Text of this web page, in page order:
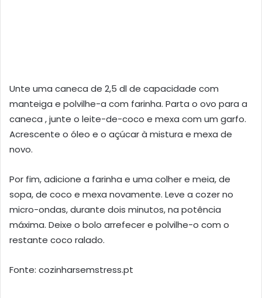
Unte uma caneca de 2,5 dl de capacidade com
manteiga e polvilhe-a com farinha. Parta o ovo para a
caneca , junte o leite-de-coco e mexa com um garfo.
Acrescente o óleo e o açúcar à mistura e mexa de
novo.
Por fim, adicione a farinha e uma colher e meia, de
sopa, de coco e mexa novamente. Leve a cozer no
micro-ondas, durante dois minutos, na potência
máxima. Deixe o bolo arrefecer e polvilhe-o com o
restante coco ralado.
Fonte: cozinharsemstress.pt